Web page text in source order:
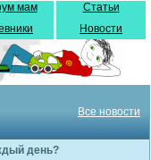
мам
Статьи
Новости
Все новости
день?